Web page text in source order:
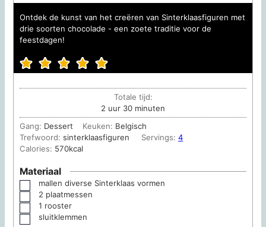
Ontdek de kunst van het creëren van Sinterklaasfiguren met
drie soorten chocolade - een zoete traditie voor de
feestdagen!
Totale tijd:
2 uur
uur 30minuten
minuten
Gang: Dessert Keuken: Belgisch
Trefwoord:sinterklaasfiguren Servings:4
Calories: 570kcal
Materiaal
▢
mallendiverse Sinterklaas vormen
▢
2 plaatmessen
▢
1 rooster
▢
sluitklemmen